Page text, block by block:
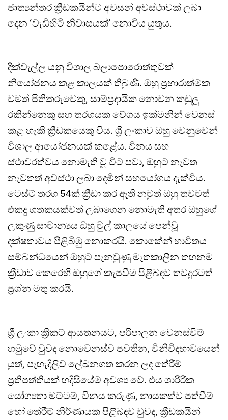
ජාත්‍යන්තර ක්‍රීඩකයින්ට අවසන් අවස්ථාවක් ලබා
දෙන ‘වැඩිහිටි නිවාසයක්’ නොවිය යුතුය.
දික්වැල්ල යනු විශාල බලාපොරොත්තුවක්
නියෝජනය කළ කාලයක් තිබුණි. ඔහු ප්‍රහාරාත්මක
වමත් පිතිකරුවෙකු, සාම්ප්‍රදායික නොවන කඩුලු
රකින්නෙකු සහ තරගයක වේගය ඉක්මනින් වෙනස්
කළ හැකි ක්‍රීඩකයෙකු විය. ශ්‍රී ලංකාව ඔහු වෙනුවෙන්
විශාල ආයෝජනයක් කළේය. විනය සහ
ස්ථාවරත්වය නොමැති වූ විට පවා, ඔහුට නැවත
නැවතත් අවස්ථා ලබා දෙමින් සහයෝගය දැක්වීය.
ටෙස්ට් තරග 54ක් ක්‍රීඩා කර ඇති නමුත් ඔහු තවමත්
එකදු ශතකයක්වත් ලබාගෙන නොමැති අතර ඔහුගේ
ලකුණු සාමාන්‍යය ඔහු මුල් කාලයේ පෙන්වූ
දක්ෂතාවය පිළිබිඹු නොකරයි. කොකේන් භාවිතය
සම්බන්ධයෙන් ඔහුට පැනවුණු මෑතකාලීන තහනම
ක්‍රීඩාව කෙරෙහි ඔහුගේ කැපවීම පිළිබඳව තවදුරටත්
ප්‍රශ්න මතු කරයි.
ශ්‍රී ලංකා ක්‍රිකට් ආයතනයට, පරිපාලන වෙනස්වීම්
හමුවේ වුවද නොවෙනස්ව පවතින, විනිවිදභාවයෙන්
යුත්, පැහැදිලිව ලේඛනගත කරන ලද තේරීම්
ප්‍රතිපත්තියක් හදිසියේම අවශ්‍ය වේ. එය ශාරීරික
යෝග්‍යතා මට්ටම්, විනය කරුණු, නායකත්ව පත්වීම්
හෝ තේරීම් නිර්ණායක පිළිබඳව වුවද, ක්‍රීඩකයින්